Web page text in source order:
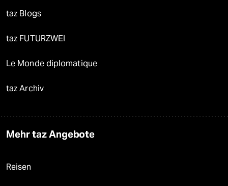
taz Blogs
taz FUTURZWEI
Le Monde diplomatique
taz Archiv
Mehr taz Angebote
Reisen